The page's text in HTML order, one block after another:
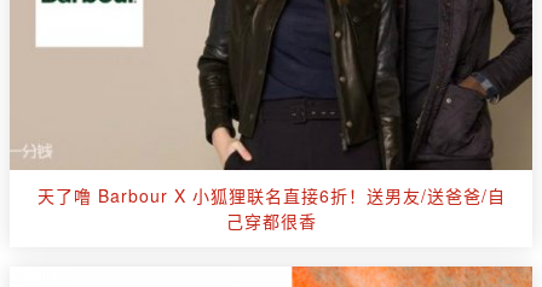
天了噜 Barbour X 小狐狸联名直接6折！送男友/送爸爸/自
己穿都很香